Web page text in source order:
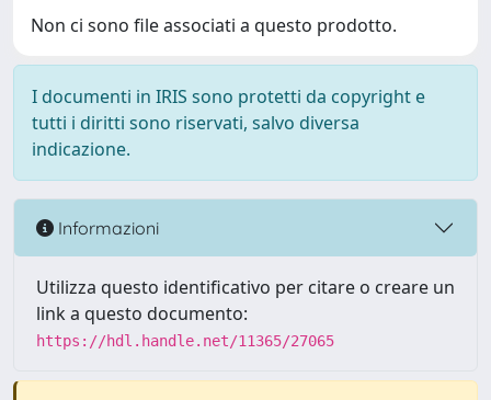
Non ci sono file associati a questo prodotto.
I documenti in IRIS sono protetti da copyright e
tutti i diritti sono riservati, salvo diversa
indicazione.
Informazioni
Utilizza questo identificativo per citare o creare un
link a questo documento:
https://hdl.handle.net/11365/27065